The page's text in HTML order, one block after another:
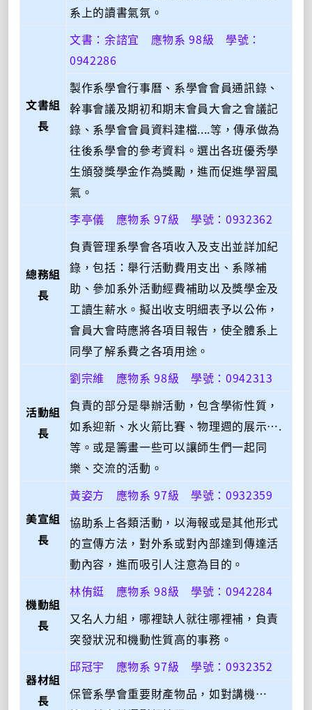
系上的讀書氣氛。
文書組
長
文書：余諮宜 應物系 98級 學號：
0942286
製作系學會行事曆、系學會會員通訊錄、
幹事會議及期初和期末會員大會之會議記
錄、系學會會員資料建檔....等，傳承做為
往後系學會的參考資料。選出各班優秀學
生頒發獎學金作為獎勵，進而促進學習風
氣。
總務組
長
李亭儀 應物系 97級 學號：0932362
負責管理系學會各項收入及支出並詳加紀
錄，包括：舉行活動費用支出、系隊補
助、參加系外活動經費補助以及獎學金及
工讀生薪水。擬出收支明細表予以公佈，
會員大會時應將各項目報告，使全體系上
同學了解系費之各項用途。
活動組
長
劉宗維 應物系 98級 學號：0942313
負責的部分是舉辦活動，包含學術性質，
如系迎新、水火箭比賽、物理週的展示….
等。或是籌畫一些可以讓師生們一起同
樂、交流的活動。
美宣組
長
黃姿方 應物系 97級 學號：0932359
協助系上各類活動，以海報或是其他形式
的宣傳方法，對外系或對內部達到傳達活
動內容，進而吸引人注意為目的。
機動組
長
林侑鋌 應物系 98級 學號：0942284
又名人力組，哪裡缺人就往哪裡補，負責
突發狀況和機動性質高的事務。
器材組
長
邱冠宇 應物系 97級 學號：0932352
保管系學會重要財產物品，如對講機…